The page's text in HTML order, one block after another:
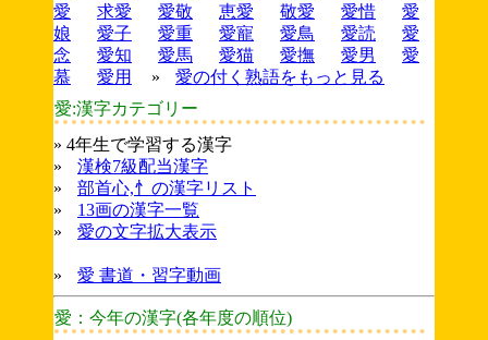
愛
求愛 愛敬 恵愛 敬愛 愛惜
愛
娘
愛子 愛重 愛寵 愛鳥 愛読
愛
念
愛知 愛馬 愛猫 愛撫 愛男
愛
慕
愛用 »
愛の付く熟語をもっと見る
愛:漢字カテゴリー
» 4年生で学習する漢字
»
漢検7級配当漢字
»
部首心,忄の漢字リスト
»
13画の漢字一覧
»
愛の文字拡大表示
» 愛 書道・習字動画
愛：今年の漢字(各年度の順位)